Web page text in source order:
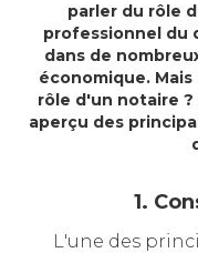
parler du rôle
professionnel du
dans de
économique.
rôle d'un notaire ?
aperçu des
1.
L'une des